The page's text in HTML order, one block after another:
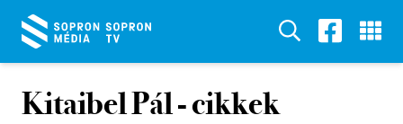
Kitaibel Pál- cikkek